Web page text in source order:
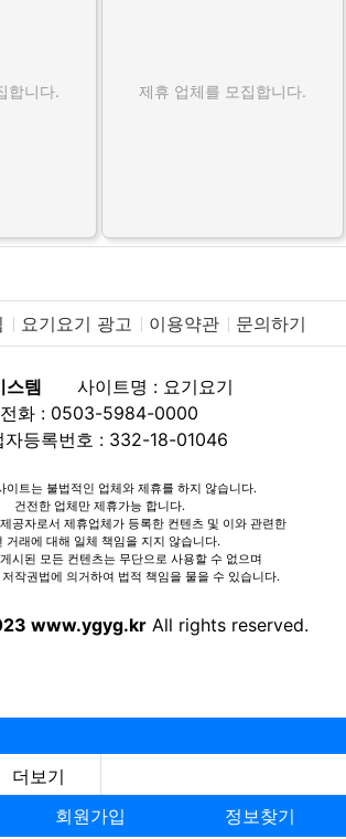
합니다. 제휴 업체를 모집합니다.
요기요기 광고 이용약관 문의하기
스템
사이트명 : 요기요기
전화 : 0503-5984-0000
자등록번호 : 332-18-01046
이트는 불법적인 업체와 제휴를 하지 않습니다.
건전한 업체만 제휴가능 합니다.
공자로서 제휴업체가 등록한 컨텐츠 및 이와 관련한
거래에 대해 일체 책임을 지지 않습니다.
시된 모든 컨텐츠는 무단으로 사용할 수 없으며
작권법에 의거하여 법적 책임을 물을 수 있습니다.
www.ygyg.kr All rights reserved.
더보기
회원가입 정보찾기